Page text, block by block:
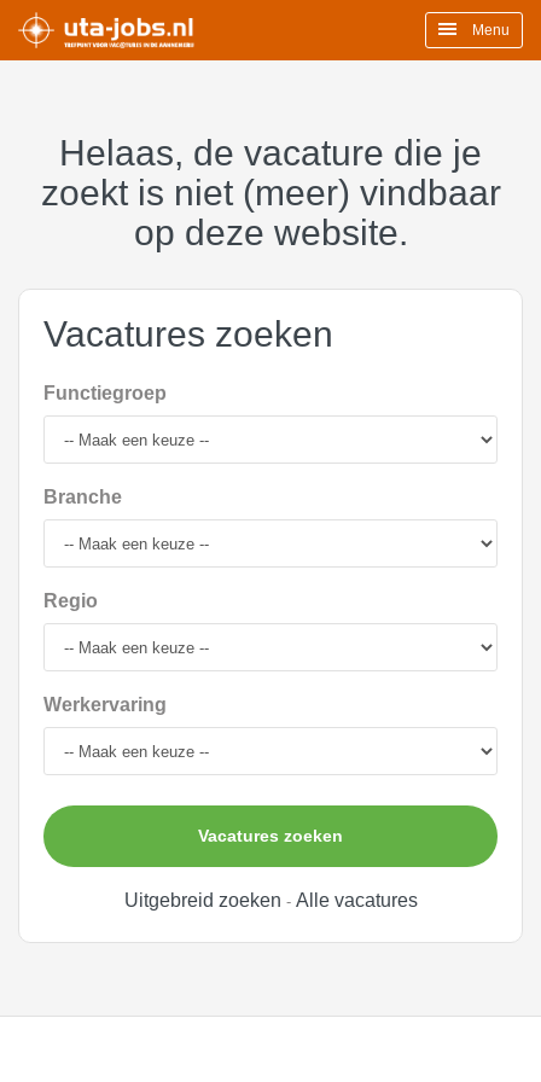
Menu
Helaas, de vacature die je
zoekt is niet (meer) vindbaar
op deze website.
Vacatures zoeken
Functiegroep
Branche
Regio
Werkervaring
Vacatures zoeken
Uitgebreid zoeken - Alle vacatures